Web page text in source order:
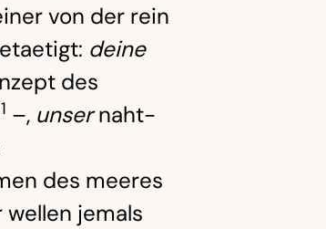
von der rein
deine
des
1 –, unsernaht-
des meeres
jemals